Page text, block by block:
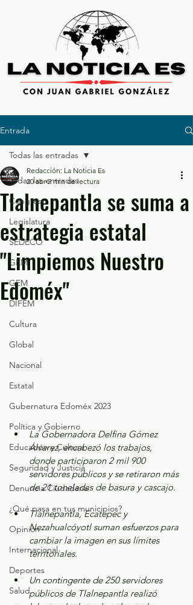
Entrada
Todas las entradas
Congreso
Legislatura
SEDECO
GEM
GEM
DIFEM
Cultura
Global
Nacional
Estatal
Gubernatura Edoméx 2023
Política y Gobierno
Educación y Cultura
Seguridad y Justicia
Denuncia Ciudadana
¿Qué pasa en tus municipios?
Opinión
Internacional
Deportes
Salud
Todas las entradas
Tlalnepantla se suma a
estrategia estatal
"Limpiemos Nuestro
Edoméx"
Redacción: La Noticia Es
20 abr 2 min de lectura
La Gobernadora Delfina Gómez
Álvarez, encabezó los trabajos,
donde participaron 2 mil 900
servidores públicos y se retiraron más
de 21 toneladas de basura y cascajo.
Tlalnepantla, Ecatepec y
Nezahualcóyotl suman esfuerzos para
cambiar la imagen en sus límites
territoriales.
Un contingente de 250 servidores
públicos de Tlalnepantla realizó